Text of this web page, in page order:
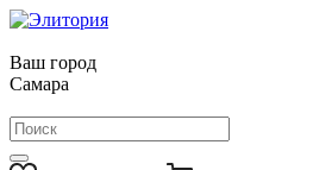
Ваш город
Самара